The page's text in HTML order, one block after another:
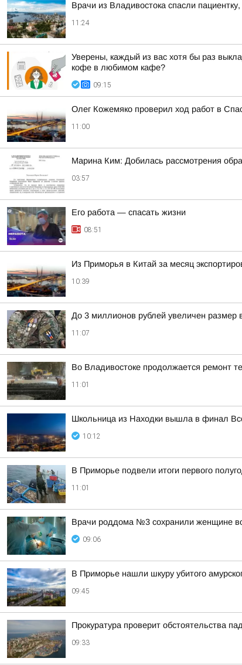
Врачи из Владивостока спасли
11:24
Уверены, каждый из вас хотя бы раз
кофе в любимом кафе?
09:15
Олег Кожемяко проверил ход работ в
11:00
Марина Ким: Добилась рассмотрения
03:57
Его работа — спасать жизни
08:51
Из Приморья в Китай за месяц
10:39
До 3 миллионов рублей увеличен
11:07
Во Владивостоке продолжается ремонт
11:01
Школьница из Находки вышла в финал
10:12
В Приморье подвели итоги первого
11:01
Врачи роддома №3 сохранили женщине
09:06
В Приморье нашли шкуру убитого
09:45
Прокуратура проверит обстоятельства
09:33